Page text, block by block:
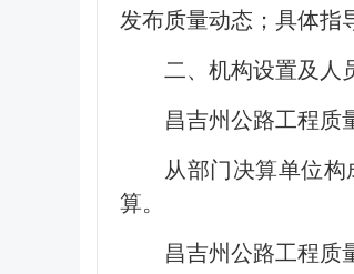
发布质量动态；具体指
二、机构设置及人
昌吉州公路工程质
从部门决算单位
算。
昌吉州公路工程质